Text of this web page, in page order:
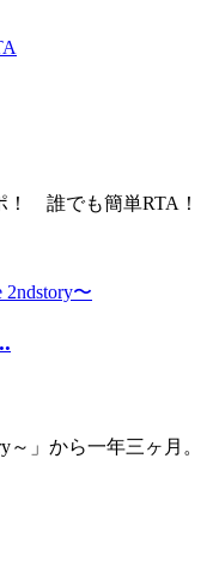
誰でも簡単RTA！
～」から一年三ヶ月。